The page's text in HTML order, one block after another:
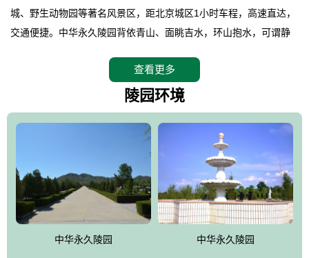
城、野生动物园等著名风景区，距北京城区1小时车程，高速直达，
交通便捷。中华永久陵园背依青山、面眺吉水，环山抱水，可谓静
地。在总体设计上完全以中国传统文化作为前渠，由三条山脊环绕
而成，宛如一把太师椅，呈坐南朝北向，左青龙，右白虎，前朱
环绕挡住了外界的风吹，流动的生气遇到官厅的水又止住了，正好
符合山环水抱，藏风纳气的要求。中华永久陵园风景庄重典雅、气
势如宏，是华北地区最大的平川式墓园，陵园以皇家建筑风格为载
体吸取现代园林艺术之精华
查看更多
陵园环境
中华永久陵园 中华永久陵园